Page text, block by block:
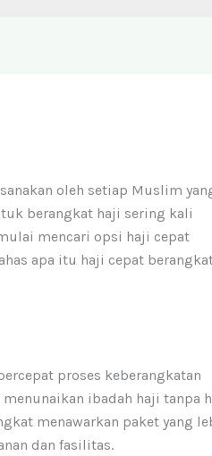
oleh setiap Muslim
berangkat haji sering kali
mencari opsi haji cepat
apa itu haji cepat
proses keberangkatan
ibadah haji tanpa
menawarkan paket yang
dan fasilitas.